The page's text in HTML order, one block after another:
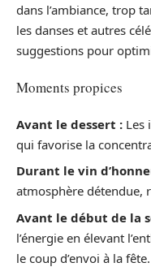
dans l’ambiance, trop
les danses et autres
suggestions pour
Moments propices
Avant le dessert : Les
qui favorise la
Durant le vin
atmosphère détendue,
Avant le début de la
l’énergie en élevant
le coup d’envoi à la fête.